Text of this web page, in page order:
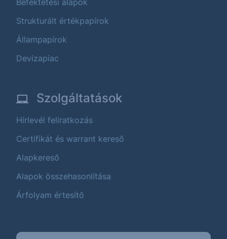
Befektetési alapok
Strukturált értékpapírok
Állampapírok
Devizapiac
Szolgáltatások
Hírlevél feliratkozás
Certifikát és warrant kereső
Alapkereső
Alapok összehasonlítása
Árfolyam értesítő